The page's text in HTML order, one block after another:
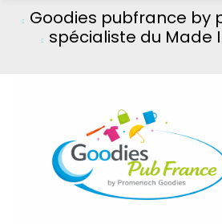
Goodies pubfrance by
spécialiste du Made